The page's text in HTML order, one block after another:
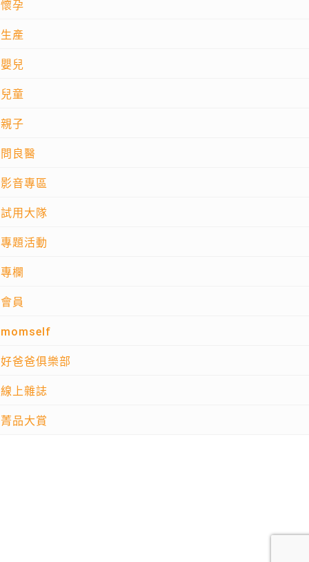
懷孕
生產
嬰兒
兒童
親子
問良醫
影音專區
試用大隊
專題活動
專欄
會員
momself
好爸爸俱樂部
線上雜誌
菁品大賞